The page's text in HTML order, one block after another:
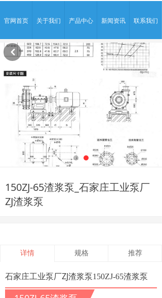
官网首页 关于我们 产品中心 新闻资讯 联系我们
150ZJ-65渣浆泵_石家庄工业泵厂
ZJ渣浆泵
详情 规格 推荐
石家庄工业泵厂ZJ渣浆泵150ZJ-65渣浆泵
낒